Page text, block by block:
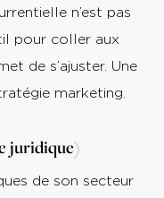
n’est pas
pour coller aux
de s’ajuster. Une
marketing.
juridique)
de son secteur